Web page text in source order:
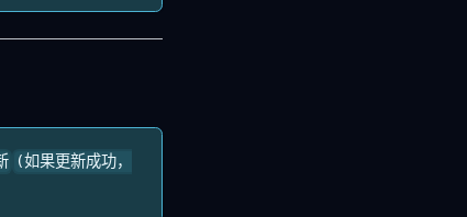
(如果更新成功，